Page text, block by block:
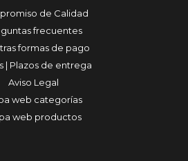
de Calidad
frecuentes
formas de pago
| Plazos de entrega
Aviso Legal
web categorías
web productos